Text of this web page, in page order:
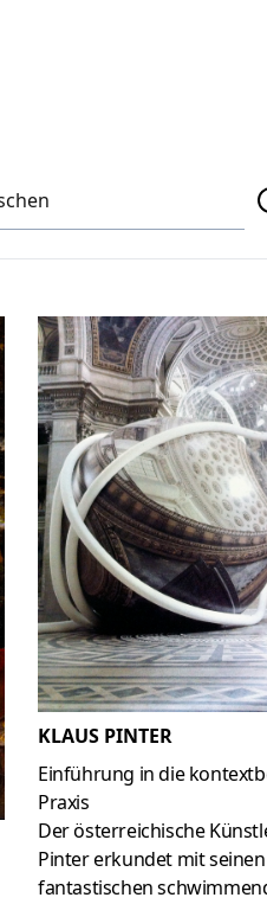
KLAUS PINTER
Einführung in die
Praxis
Der österreichische
Pinter erkundet mit seinen
fantastischen